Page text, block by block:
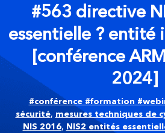
#563 directive
essentielle ? entité
[conférence
2024]
#conférence #formation
sécurité, mesures techniques de
NIS 2016, NIS2 entités